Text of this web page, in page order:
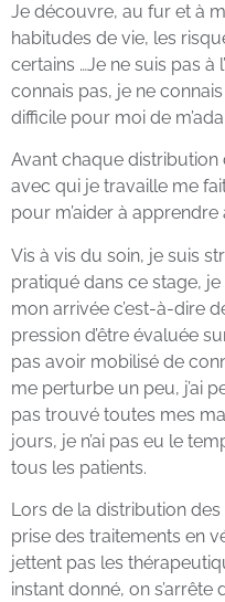
Je découvre, au fur et à
habitudes de vie, les
certains …Je ne suis pas à
connais pas, je ne
difficile pour moi de
Avant chaque distribution
avec qui je travaille me
pour m’aider à apprendre
Vis à vis du soin, je suis
pratiqué dans ce stage,
mon arrivée c’est-à-dire
pression d’être évaluée
pas avoir mobilisé de
me perturbe un peu, j’ai
pas trouvé toutes mes
jours, je n’ai pas eu le
tous les patients.
Lors de la distribution
prise des traitements en
jettent pas les
instant donné, on